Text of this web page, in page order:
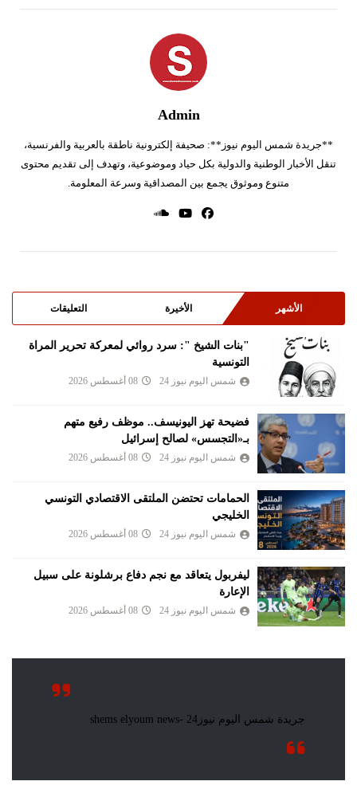
Admin
**جريدة شمس اليوم نيوز**: صحيفة إلكترونية ناطقة بالعربية والفرنسية،
تنقل الأخبار الوطنية والدولية بكل حياد وموضوعية، وتهدف إلى تقديم محتوى
متنوع وموثوق يجمع بين المصداقية وسرعة المعلومة.
الأشهر الأخيرة التعليقات
"بنات الشيخ ": سرد روائي لمعركة تحرير المراة
التونسية
شمس اليوم نيوز 24 08 أغسطس 2026
فضيحة تهز اليونيسف.. موظف رفيع متهم
بـ«التجسس» لصالح إسرائيل
شمس اليوم نيوز 24 08 أغسطس 2026
الحمامات تحتضن الملتقى الاقتصادي التونسي
الخليجي
شمس اليوم نيوز 24 08 أغسطس 2026
ليفربول يتعاقد مع نجم دفاع برشلونة على سبيل
الإعارة
شمس اليوم نيوز 24 08 أغسطس 2026